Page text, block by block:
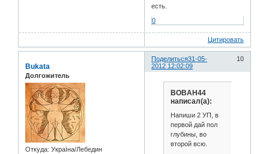
есть.
0
Цитировать
Поделиться 10
31-05-
2012 12:02:09
Bukata
Долгожитель
Откуда: Україна/Лебедин
BOBAH44
написал(а):
Напиши 2 УП, в
первой дай пол
глубины, во
второй всю.